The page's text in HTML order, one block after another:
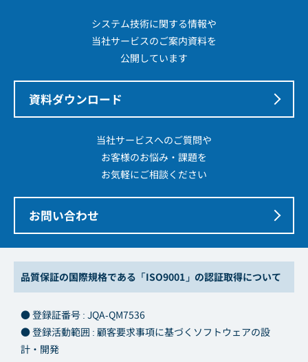
システム技術に関する情報や
当社サービスのご案内資料を
公開しています
資料ダウンロード
当社サービスへのご質問や
お客様のお悩み・課題を
お気軽にご相談ください
お問い合わせ
品質保証の国際規格である「ISO9001」の認証取得について
● 登録証番号 : JQA-QM7536
● 登録活動範囲 : 顧客要求事項に基づくソフトウェアの設
計・開発